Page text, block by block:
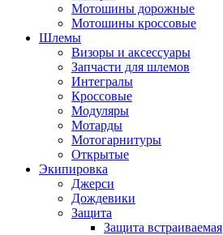
Мотошины дорожные
Мотошины кроссовые
Шлемы
Визоры и аксессуары
Запчасти для шлемов
Интегралы
Кроссовые
Модуляры
Мотарды
Мотогарнитуры
Открытые
Экипировка
Джерси
Дождевики
Защита
Защита встраиваемая